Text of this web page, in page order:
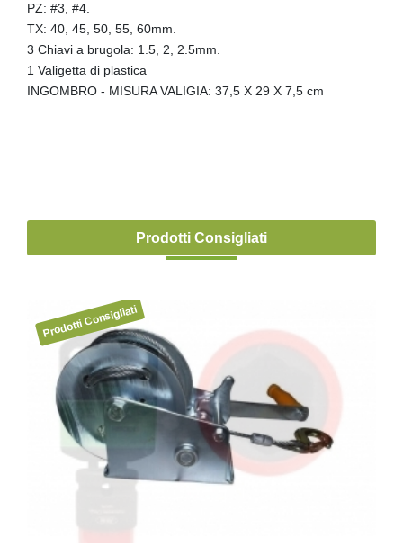
PZ: #3, #4.
TX: 40, 45, 50, 55, 60mm.
3 Chiavi a brugola: 1.5, 2, 2.5mm.
1 Valigetta di plastica
INGOMBRO - MISURA VALIGIA: 37,5 X 29 X 7,5 cm
Prodotti Consigliati